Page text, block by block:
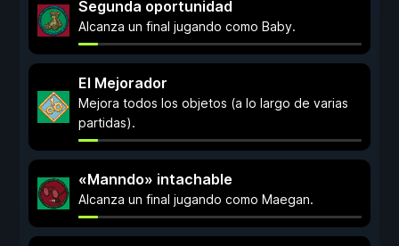
Segunda oportunidad
Alcanza un final jugando como Baby.
El Mejorador
Mejora todos los objetos (a lo largo de varias
partidas).
«Manndo» intachable
Alcanza un final jugando como Maegan.